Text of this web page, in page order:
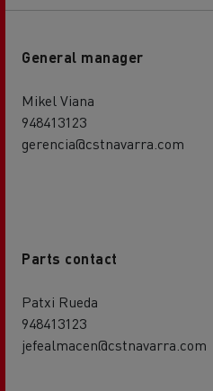
General manager
Mikel Viana
948413123
gerencia@cstnavarra.com
Parts contact
Patxi Rueda
948413123
jefealmacen@cstnavarra.com